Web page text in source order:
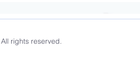
【8分】
rights reserved.